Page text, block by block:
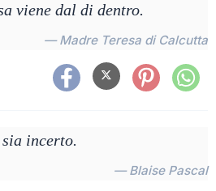
viene dal di dentro.
— Madre Teresa di Calcutta
incerto.
— Blaise Pascal